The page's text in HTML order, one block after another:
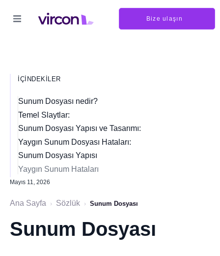
Bize ulaşın
İÇINDEKILER
Sunum Dosyası nedir?
Temel Slaytlar:
Sunum Dosyası Yapısı ve Tasarımı:
Yaygın Sunum Dosyası Hataları:
Sunum Dosyası Yapısı
Yaygın Sunum Hataları
Mayıs 11, 2026
Ana Sayfa › Sözlük › Sunum Dosyası
Sunum Dosyası